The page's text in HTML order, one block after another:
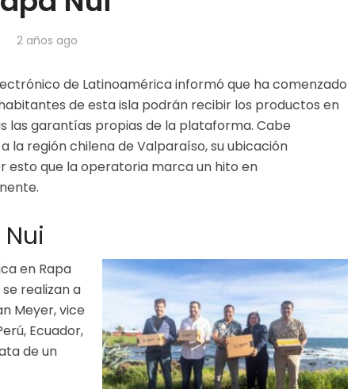
2 años ago
de Latinoamérica informó que ha comenzado
de esta isla podrán recibir los productos en
las garantías propias de la plataforma. Cabe
la región chilena de Valparaíso, su ubicación
esto que la operatoria marca un hito en
en Rapa
realizan a
Meyer, vice
Ecuador,
de un